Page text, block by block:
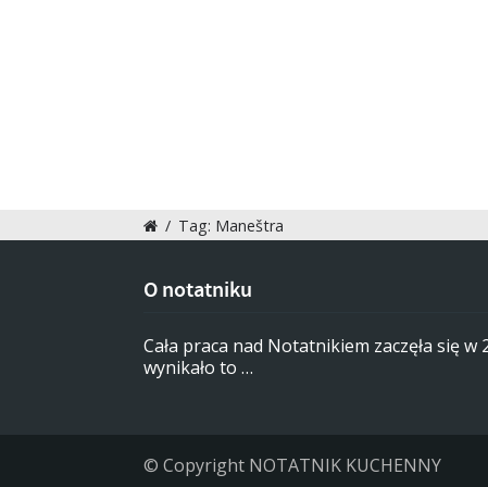
/ Tag: Maneštra
O notatniku
Cała praca nad Notatnikiem zaczęła się
wynikało to …
© Copyright NOTATNIK KUCHENNY